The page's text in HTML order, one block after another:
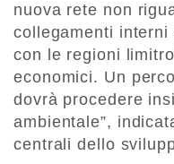
nuova rete non
collegamenti
con le regioni
economici. Un
dovrà procedere
ambientale”,
centrali dello